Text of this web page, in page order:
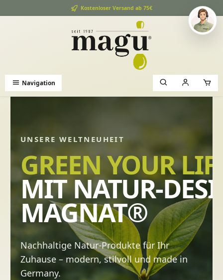
Kostenloser Versand ab 75€
Navigation
UNSERE WELTNEUHEIT
GREEN YOUR
MIT NATUR-
MAGNAT®
Nachhaltige Natur-Produkte für Ihr
Zuhause – modern, stilvoll und made in
Germany.